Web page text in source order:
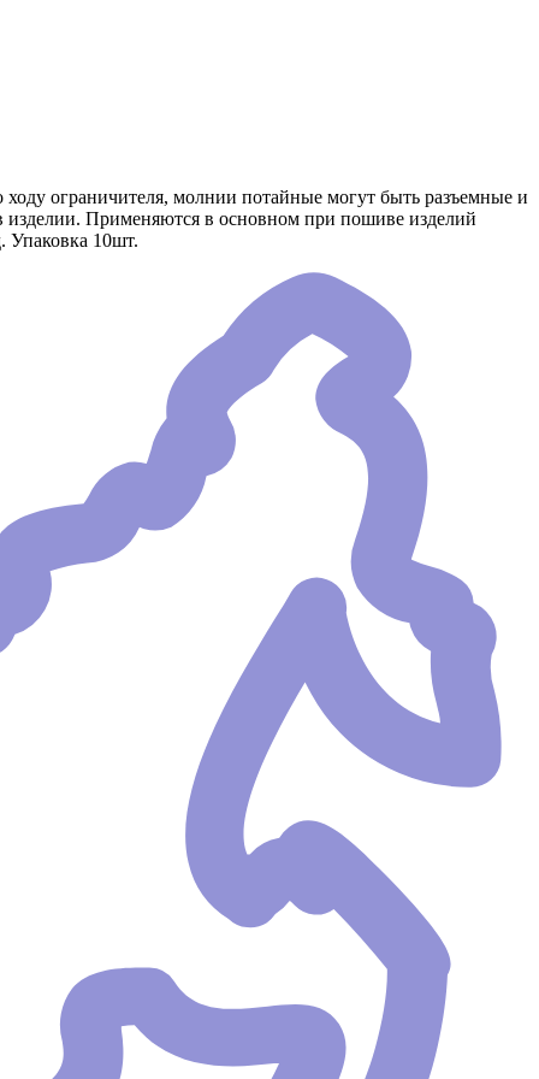
ограничителя, молнии потайные могут быть разъемные и
изделии. Применяются в основном при пошиве изделий
Упаковка 10шт.